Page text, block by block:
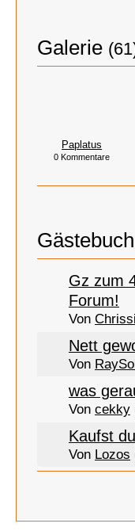
Galerie
Paplatus
0 Kommentare
Gästebuch
Gz zum
Forum!
Von
Nett
Von
was
Von cekky
Kaufst
Von Lozos